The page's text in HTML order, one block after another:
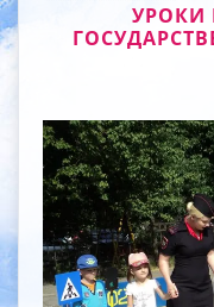
УРОКИ